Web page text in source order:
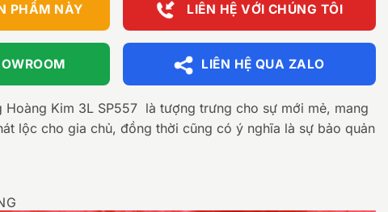
PHẨM NÀY LIÊN HỆ VỚI CHÚNG TÔI
LIÊN HỆ QUA ZALO
Hoàng Kim 3L SP557 là tượng trưng cho sự mới mẻ, mang
lộc cho gia chủ, đồng thời cũng có ý nghĩa là sự bảo quản